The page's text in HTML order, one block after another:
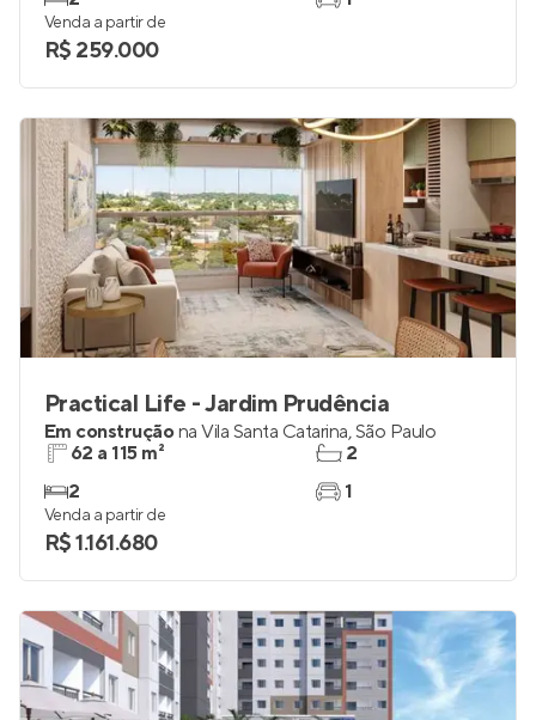
Venda a partir de
R$ 259.000
Practical Life - Jardim Prudência
Em construçãona Vila Santa Catarina,São Paulo
62 a 115 m²
2
2
1
Venda a partir de
R$ 1.161.680